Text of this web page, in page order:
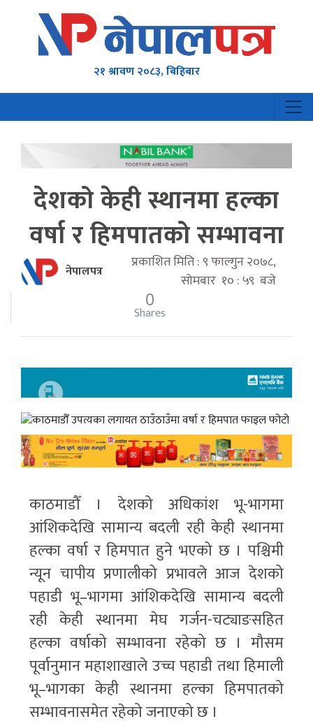
२१ श्रावण २०८३, बिहिबार
देशको केही स्थानमा हल्का
वर्षा र हिमपातको सम्भावना
नेपालपत्र
प्रकाशित मिति : ९ फाल्गुन २०७८,
सोमबार १० : ५९ बजे
0
Shares
फाइल फोटो
काठमाडौँ । देशको अधिकांश भू-भागमा
आंशिकदेखि सामान्य बदली रही केही स्थानमा
हल्का वर्षा र हिमपात हुने भएको छ । पश्चिमी
न्यून चापीय प्रणालीको प्रभावले आज देशको
पहाडी भू–भागमा आंशिकदेखि सामान्य बदली
रही केही स्थानमा मेघ गर्जन-चट्याङसहित
हल्का वर्षाको सम्भावना रहेको छ । मौसम
पूर्वानुमान महाशाखाले उच्च पहाडी तथा हिमाली
भू–भागका केही स्थानमा हल्का हिमपातको
सम्भावनासमेत रहेको जनाएको छ ।